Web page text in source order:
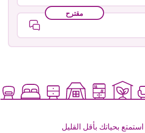
مقترح
استمتع بحياتك بأقل القليل